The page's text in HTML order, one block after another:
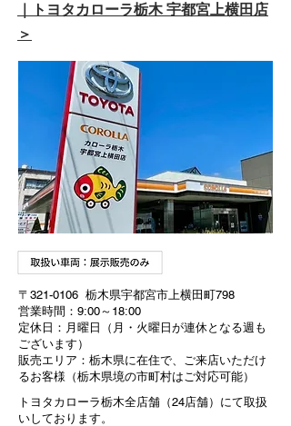
｜トヨタカローラ栃木 宇都宮上横田店
＞
〒321-0106 栃木県宇都宮市上横田町798
営業時間：9:00～18:00
定休日：月曜日（月・火曜日が連休となる週も
ございます）
販売エリア：栃木県に在住で、ご来店いただけ
るお客様（栃木県境の市町村はご対応可能）
トヨタカローラ栃木全店舗（24店舗）にて取扱
いしております。